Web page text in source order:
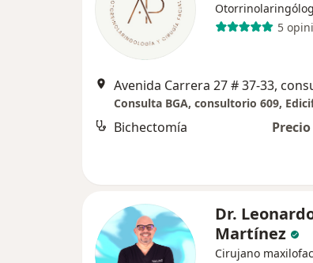
5
Bichectomía
Dr.
Martínez
Cirujano